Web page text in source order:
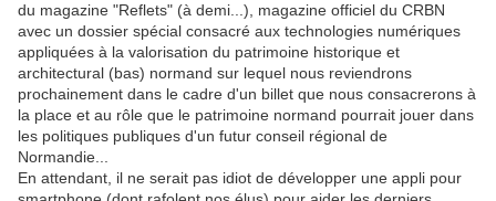
du magazine "Reflets" (à demi...), magazine officiel du CRBN
avec un dossier spécial consacré aux technologies numériques
appliquées à la valorisation du patrimoine historique et
architectural (bas) normand sur lequel nous reviendrons
prochainement dans le cadre d'un billet que nous consacrerons à
la place et au rôle que le patrimoine normand pourrait jouer dans
les politiques publiques d'un futur conseil régional de
Normandie...
En attendant, il ne serait pas idiot de développer une appli pour